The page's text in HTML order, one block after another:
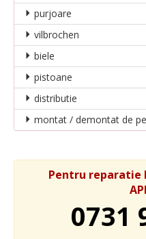
purjoare
vilbrochen
biele
pistoane
distributie
montat / demontat de
Pentru reparatie
0731